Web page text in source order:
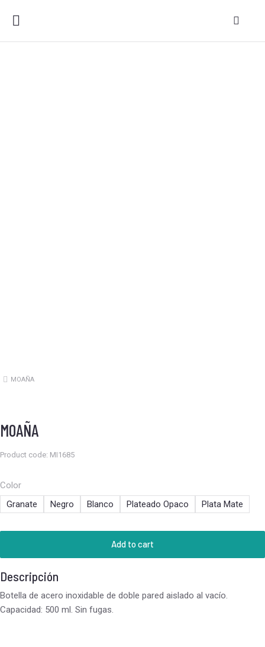
Estás aquí:
MOAÑA
MOAÑA
Product code: MI1685
Color
Granate
Negro Blanco Plateado Opaco Plata Mate
Add to cart
Descripción
Botella de acero inoxidable de doble pared aislado al vacío.
Capacidad: 500 ml. Sin fugas.